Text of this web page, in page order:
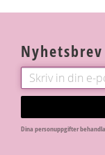
Nyhetsbrev
Dina personuppgifter